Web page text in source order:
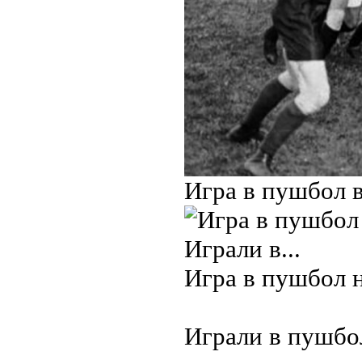
Игpa в пушбол
Игра в пушбол
Играли в